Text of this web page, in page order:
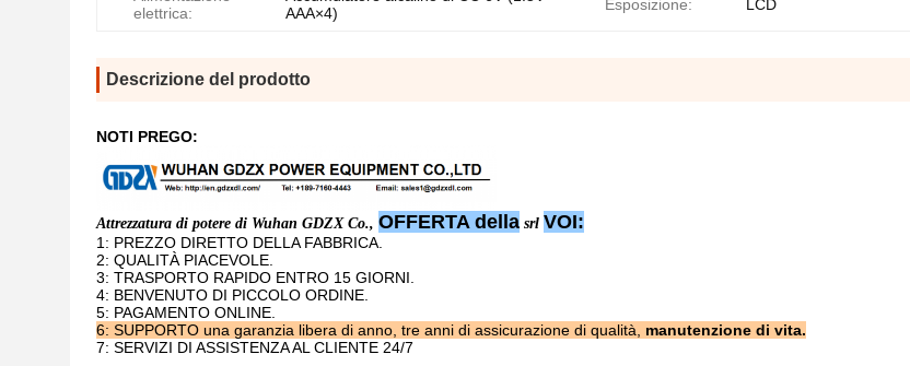
elettrica:
AAA×4)
Esposizione: LCD
Descrizione del prodotto
NOTI PREGO:
Attrezzatura di potere di Wuhan GDZX Co., OFFERTA della srl VOI:
1: PREZZO DIRETTO DELLA FABBRICA.
2: QUALITÀ PIACEVOLE.
3: TRASPORTO RAPIDO ENTRO 15 GIORNI.
4: BENVENUTO DI PICCOLO ORDINE.
5: PAGAMENTO ONLINE.
6: SUPPORTO una garanzia libera di anno, tre anni di assicurazione di qualità, manutenzione di vita.
7: SERVIZI DI ASSISTENZA AL CLIENTE 24/7